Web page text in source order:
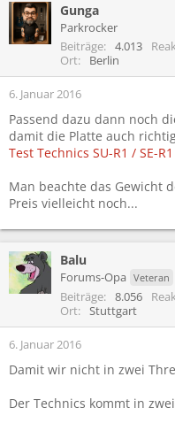
Gunga
Parkrocker
Beiträge
4.013
Ort
Berlin
6. Januar 2016
Passend dazu dann noch
damit die Platte auch
Test Technics SU-R1 / SE-R1
Man beachte das Gewicht
Preis vielleicht noch...
Balu
Forums-Opa Veteran
Beiträge 8.056
Ort
Stuttgart
6. Januar 2016
Damit wir nicht in zwei
Der Technics kommt in